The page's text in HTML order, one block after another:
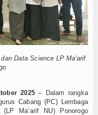
Data Science LP Ma'arif
2025 – Dalam rangka
Cabang (PC) Lembaga
(LP Ma’arif NU) Ponorogo